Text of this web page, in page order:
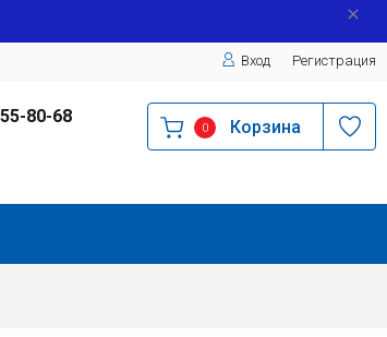
Вход Регистрация
80-68
0 Корзина